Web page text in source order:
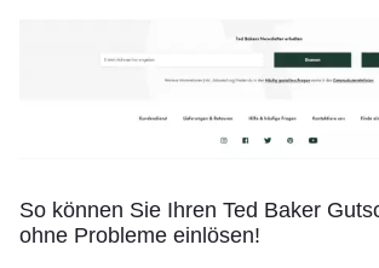
So können Sie Ihren Ted Baker
ohne Probleme einlösen!